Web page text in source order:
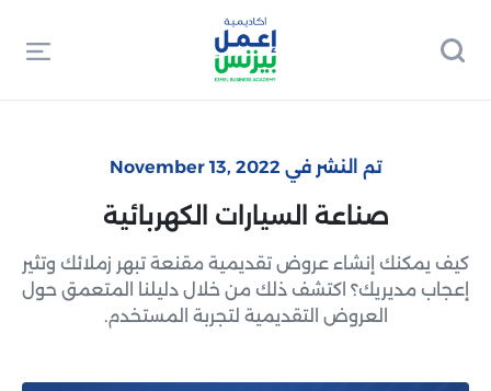
تم النشر في November 13, 2022
صناعة السيارات الكهربائية
كيف يمكنك إنشاء عروض تقديمية مقنعة تبهر زملائك وتثير
إعجاب مديريك؟ اكتشف ذلك من خلال دليلنا المتعمق حول
العروض التقديمية لتجربة المستخدم.